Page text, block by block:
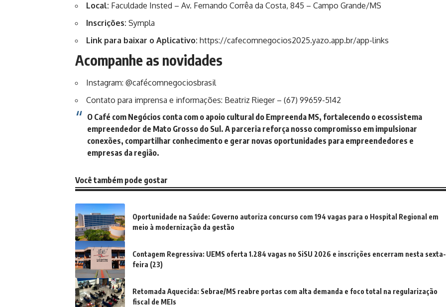
Local: Faculdade Insted – Av. Fernando Corrêa da Costa, 845 – Campo Grande/MS
Inscrições: Sympla
Link para baixar o Aplicativo: https://cafecomnegocios2025.yazo.app.br/app-links
Acompanhe as novidades
Instagram: @cafécomnegociosbrasil
Contato para imprensa e informações: Beatriz Rieger – (67) 99659-5142
O Café com Negócios conta com o apoio cultural do Empreenda MS, fortalecendo o ecossistema
empreendedor de Mato Grosso do Sul. A parceria reforça nosso compromisso em impulsionar
conexões, compartilhar conhecimento e gerar novas oportunidades para empreendedores e
empresas da região.
Você também pode gostar
Oportunidade na Saúde: Governo autoriza concurso com 194 vagas para o Hospital Regional em
meio à modernização da gestão
Contagem Regressiva: UEMS oferta 1.284 vagas no SiSU 2026 e inscrições encerram nesta sexta-
feira (23)
Retomada Aquecida: Sebrae/MS reabre portas com alta demanda e foco total na regularização
fiscal de MEIs